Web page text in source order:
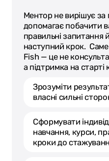
Ментор не вирішує за
допомагає побачити
правильні запитання
наступний крок.
Fish — це не
а підтримка на старті
Зрозуміти
власні сильні
Сформувати
навчання, курси,
кроки до